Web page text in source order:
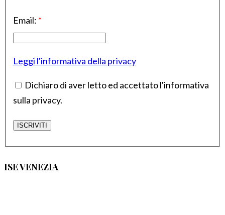
Email: *
Leggi l'informativa della privacy
Dichiaro di aver letto ed accettato l'informativa
sulla privacy.
ISE VENEZIA